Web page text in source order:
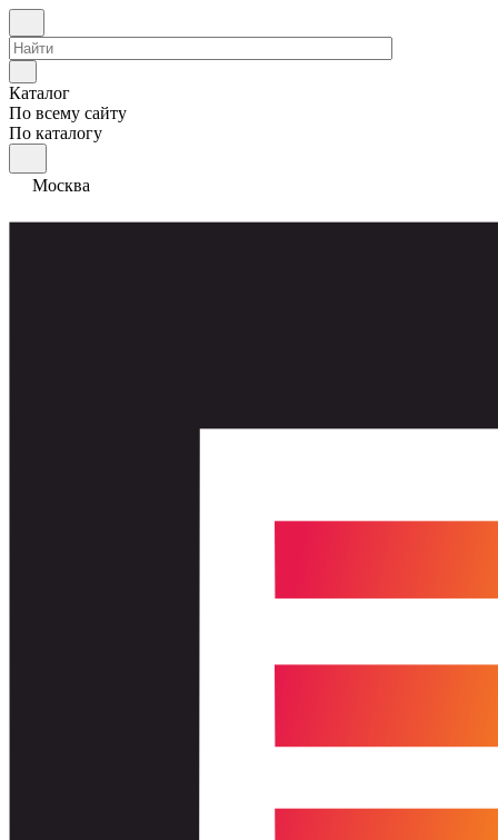
Каталог
По всему сайту
По каталогу
Москва